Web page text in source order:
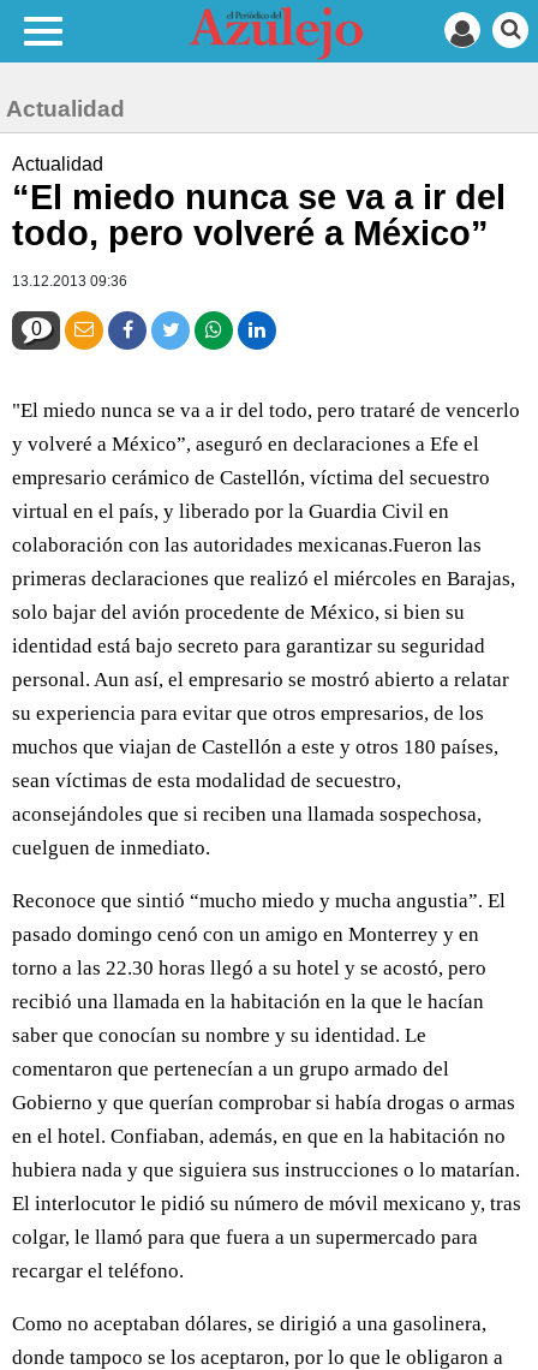
Actualidad
Actualidad
“El miedo nunca se va a ir del
todo, pero volveré a México”
13.12.2013 09:36
0
"El miedo nunca se va a ir del todo, pero trataré de vencerlo
y volveré a México”, aseguró en declaraciones a Efe el
empresario cerámico de Castellón, víctima del secuestro
virtual en el país, y liberado por la Guardia Civil en
colaboración con las autoridades mexicanas.Fueron las
primeras declaraciones que realizó el miércoles en Barajas,
solo bajar del avión procedente de México, si bien su
identidad está bajo secreto para garantizar su seguridad
personal. Aun así, el empresario se mostró abierto a relatar
su experiencia para evitar que otros empresarios, de los
muchos que viajan de Castellón a este y otros 180 países,
sean víctimas de esta modalidad de secuestro,
aconsejándoles que si reciben una llamada sospechosa,
cuelguen de inmediato.
Reconoce que sintió “mucho miedo y mucha angustia”. El
pasado domingo cenó con un amigo en Monterrey y en
torno a las 22.30 horas llegó a su hotel y se acostó, pero
recibió una llamada en la habitación en la que le hacían
saber que conocían su nombre y su identidad. Le
comentaron que pertenecían a un grupo armado del
Gobierno y que querían comprobar si había drogas o armas
en el hotel. Confiaban, además, en que en la habitación no
hubiera nada y que siguiera sus instrucciones o lo matarían.
El interlocutor le pidió su número de móvil mexicano y, tras
colgar, le llamó para que fuera a un supermercado para
recargar el teléfono.
Como no aceptaban dólares, se dirigió a una gasolinera,
donde tampoco se los aceptaron, por lo que le obligaron a